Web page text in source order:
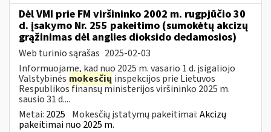
Dėl VMI prie FM viršininko 2002 m. rugpjūčio 30
d. įsakymo Nr. 255 pakeitimo (sumokėtų akcizų
grąžinimas dėl anglies dioksido dedamosios)
Web turinio sąrašas 2025-02-03
Informuojame, kad nuo 2025 m. vasario 1 d. įsigaliojo
Valstybinės mokesčių inspekcijos prie Lietuvos
Respublikos finansų ministerijos viršininko 2025 m.
sausio 31 d....
Metai: 2025 Mokesčių įstatymų pakeitimai:Akcizų
pakeitimai nuo 2025 m.